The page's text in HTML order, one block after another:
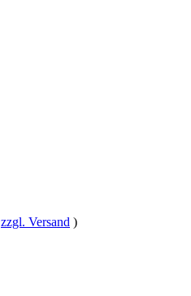
zzgl. Versand )